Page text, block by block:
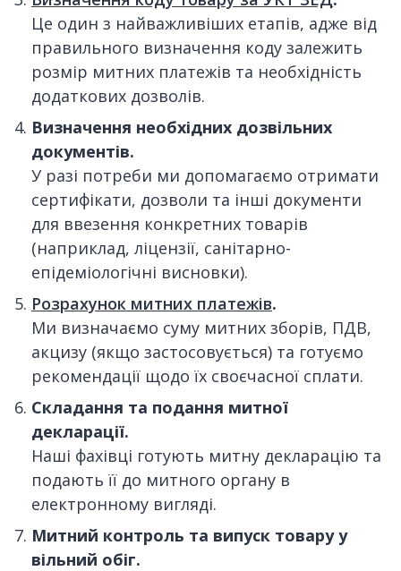
Це один з найважливіших етапів, адже від
правильного визначення коду залежить
розмір митних платежів та необхідність
додаткових дозволів.
Визначення необхідних дозвільних
документів.
У разі потреби ми допомагаємо отримати
сертифікати, дозволи та інші документи
для ввезення конкретних товарів
(наприклад, ліцензії, санітарно-
епідеміологічні висновки).
Розрахунок митних платежів.
Ми визначаємо суму митних зборів, ПДВ,
акцизу (якщо застосовується) та готуємо
рекомендації щодо їх своєчасної сплати.
Складання та подання митної
декларації.
Наші фахівці готують митну декларацію та
подають її до митного органу в
електронному вигляді.
Митний контроль та випуск товару у
вільний обіг.